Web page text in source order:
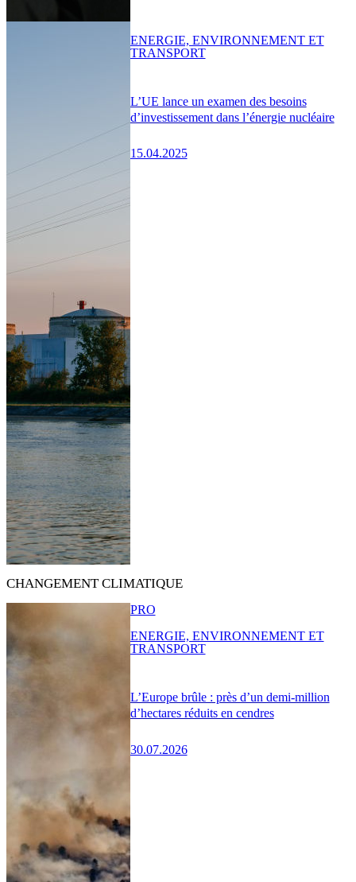
L’UE lance un examen des besoins
d’investissement dans l’énergie nucléaire
15.04.2025
ENERGIE, ENVIRONNEMENT ET
TRANSPORT
CHANGEMENT CLIMATIQUE
L’Europe brûle : près d’un demi-million
d’hectares réduits en cendres
30.07.2026
PRO
ENERGIE, ENVIRONNEMENT ET
TRANSPORT